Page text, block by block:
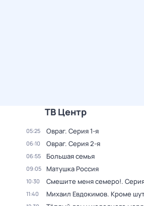
ТВ Центр
05:25 Овраг. Серия 1-я
06:10 Овраг. Серия 2-я
06:55 Большая семья
09:05 Матушка Россия
10:30 Смешите меня семеро!.
11:40 Михаил Евдокимов. Кроме